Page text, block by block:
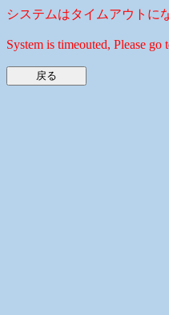
システムはタイムアウトに
System is timeouted, Please go